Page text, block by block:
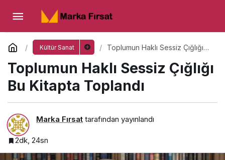
Kültür Sanat
Toplumun Haklı Sessiz Çığlığı
Toplumun Haklı Sessiz Çığlığı
Bu Kitapta Toplandı
Marka Fırsat tarafından yayınlandı
2dk, 24sn
Toplumun Haklı Sessiz Çığlığı Bu Kitapta
Toplandı
Yorum Yap